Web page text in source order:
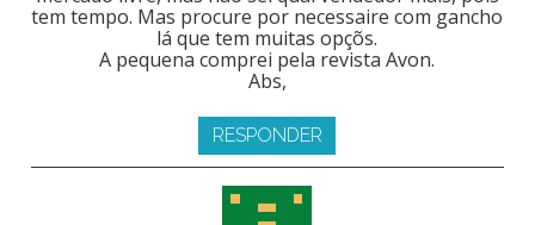
tem tempo. Mas procure por necessaire com gancho
lá que tem muitas opçõs.
A pequena comprei pela revista Avon.
Abs,
RESPONDER